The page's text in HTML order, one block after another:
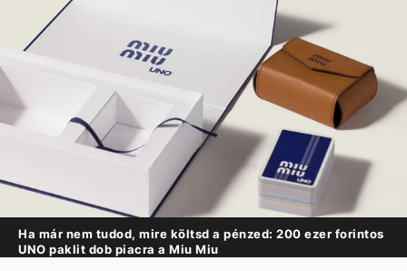
Ha már nem tudod, mire költsd a pénzed: 200 ezer forintos
UNO paklit dob piacra a Miu Miu